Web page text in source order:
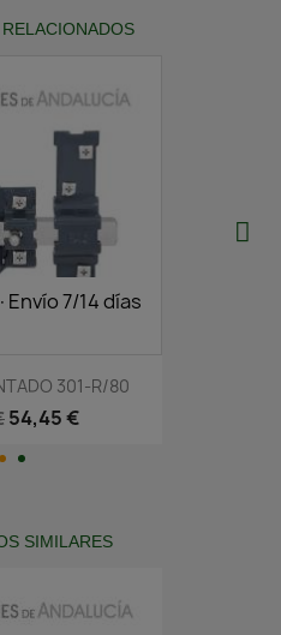
7/14 días
301-R/80
54,45 €
SIMILARES